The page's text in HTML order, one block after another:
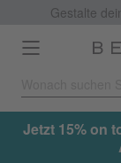
Gestalte
Toggle
navigation
Jetzt 15% on